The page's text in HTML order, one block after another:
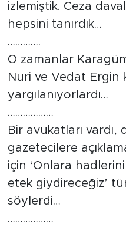
izlemiştik. Ceza
hepsini tanırdık…
………….
O zamanlar
Nuri ve Vedat Ergin
yargılanıyorlardı…
………………
Bir avukatları vardı,
gazetecilere
için ‘Onlara
etek giydireceğiz’
söylerdi…
………………
Foto Şaka
Teknoloji